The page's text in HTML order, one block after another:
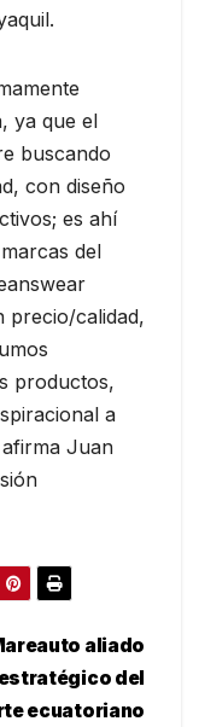
ya que el
buscando
con diseño
es ahí
del
precio/calidad,
productos,
a
Juan
aliado
estratégico del
ecuatoriano